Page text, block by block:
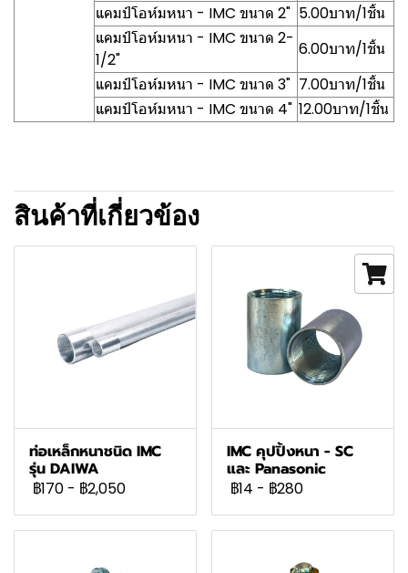
แคมป์โอห์มหนา - IMC ขนาด 2" 5.00บาท/1ชิ้น
แคมป์โอห์มหนา - IMC ขนาด 2-
1/2"
6.00บาท/1ชิ้น
แคมป์โอห์มหนา - IMC ขนาด 3" 7.00บาท/1ชิ้น
แคมป์โอห์มหนา - IMC ขนาด 4" 12.00บาท/1ชิ้น
สินค้าที่เกี่ยวข้อง
ท่อเหล็กหนาชนิด IMC
รุ่น DAIWA
฿170 - ฿2,050
IMC คุปปิ้งหนา - SC
และ Panasonic
฿14 - ฿280